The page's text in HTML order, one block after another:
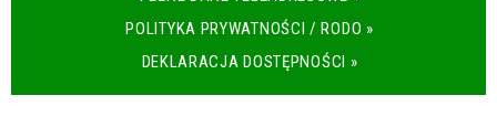
POLITYKA PRYWATNOŚCI / RODO »
DEKLARACJA DOSTĘPNOŚCI »